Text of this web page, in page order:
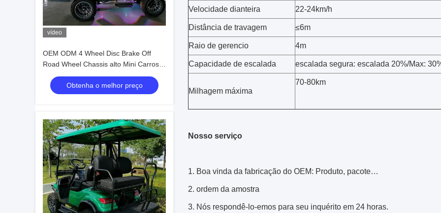
vídeo
OEM ODM 4 Wheel Disc Brake Off
Road Wheel Chassis alto Mini Carros
de Golf Elétricos 10 polegadas IP66
Display Carro de Golf de 4 lugares
Obtenha o melhor preço
Velocidade dianteira 22-24km/h
Distância de travagem ≤6m
Raio de gerencio 4m
Capacidade de escalada escalada segura: escalada 20%/Max:
Milhagem máxima
70-80km
Nosso serviço
1. Boa vinda da fabricação do OEM: Produto, pacote…
2. ordem da amostra
3. Nós respondê-lo-emos para seu inquérito em 24 horas.